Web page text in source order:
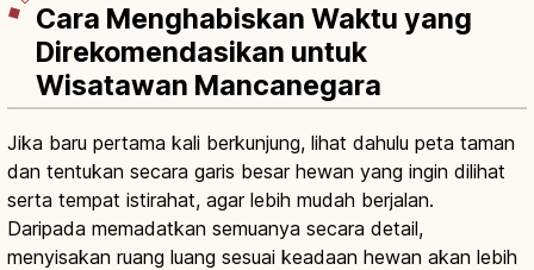
Cara Menghabiskan Waktu yang
Direkomendasikan untuk
Wisatawan Mancanegara
Jika baru pertama kali berkunjung, lihat dahulu peta taman
dan tentukan secara garis besar hewan yang ingin dilihat
serta tempat istirahat, agar lebih mudah berjalan.
Daripada memadatkan semuanya secara detail,
menyisakan ruang luang sesuai keadaan hewan akan lebih